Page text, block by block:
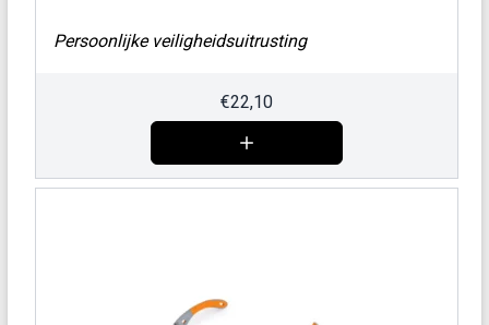
Persoonlijke veiligheidsuitrusting
€22,10